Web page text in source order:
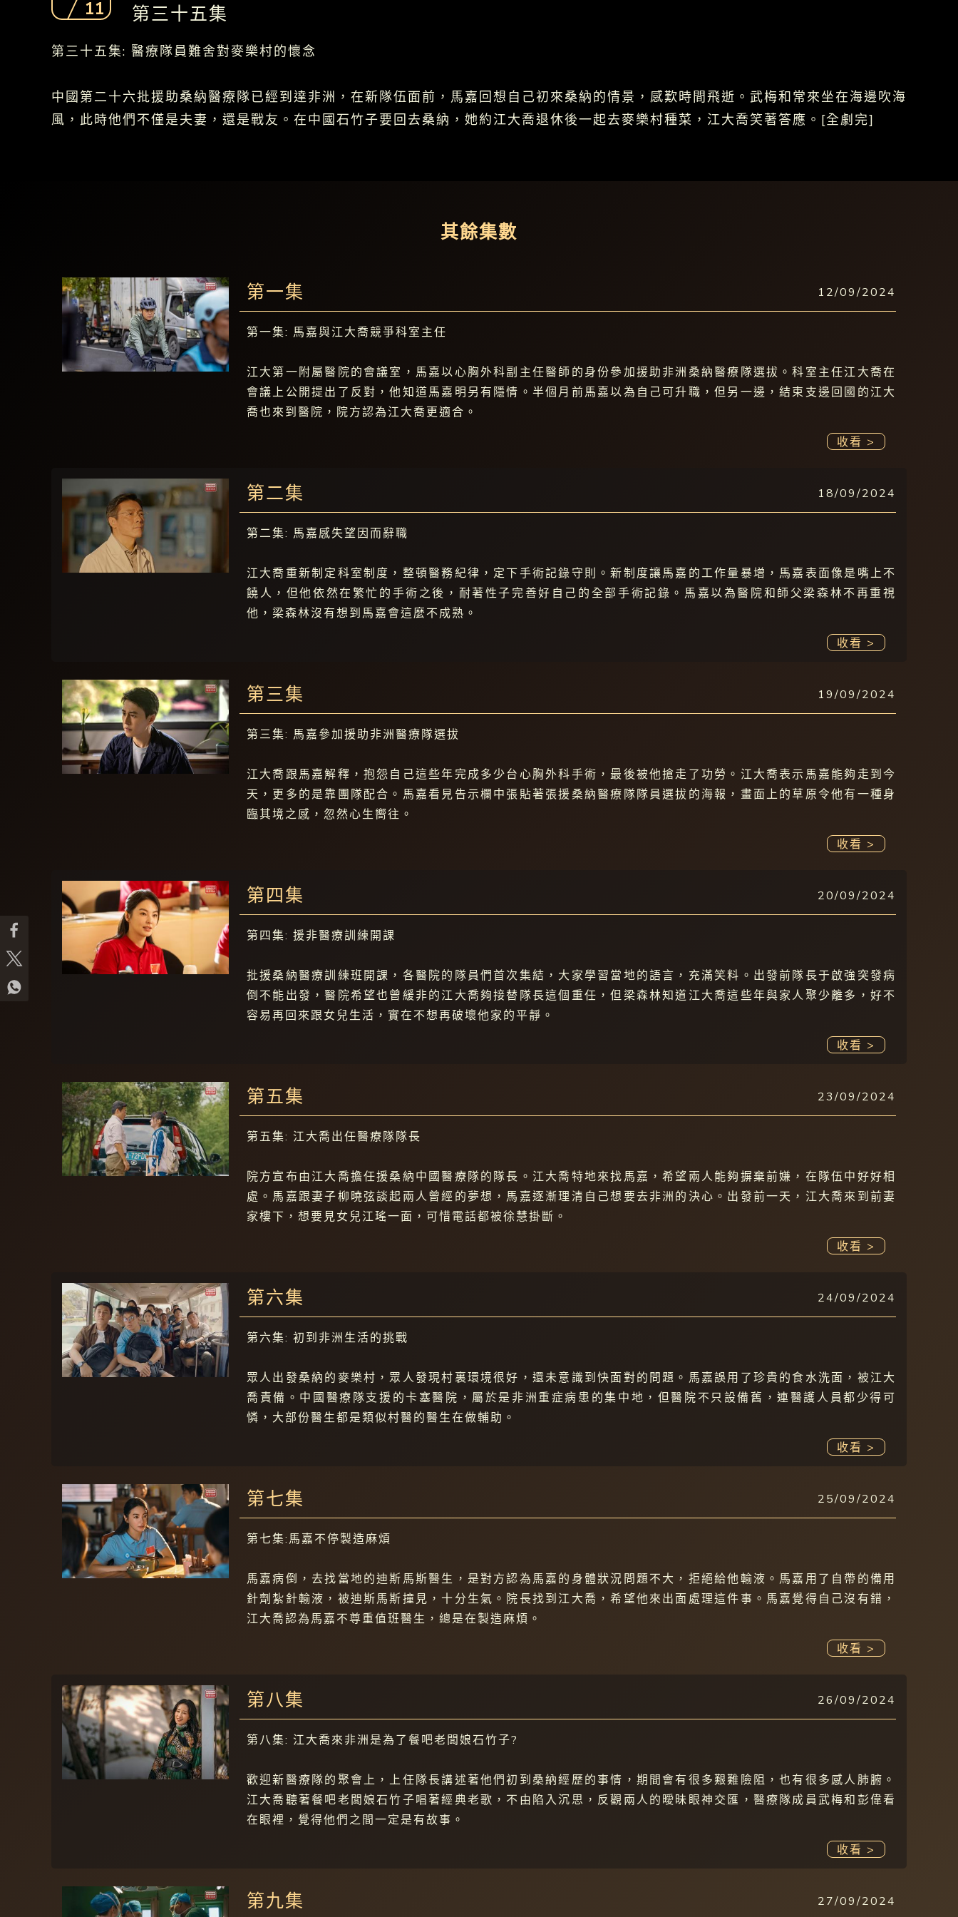
11 第三十五集
第三十五集: 醫療隊員難舍對麥樂村的懷念
中國第二十六批援助桑納醫療隊已經到達非洲，在新隊伍面前，馬嘉回想自己初來桑納的情景，感歎時間飛逝。武梅和常來坐在海邊吹海
風，此時他們不僅是夫妻，還是戰友。在中國石竹子要回去桑納，她約江大喬退休後一起去麥樂村種菜，江大喬笑著答應。[全劇完]
其餘集數
第一集 12/09/2024
第一集: 馬嘉與江大喬競爭科室主任
江大第一附屬醫院的會議室，馬嘉以心胸外科副主任醫師的身份參加援助非洲桑納醫療隊選拔。科室主任江大喬在
會議上公開提出了反對，他知道馬嘉明另有隱情。半個月前馬嘉以為自己可升職，但另一邊，結束支邊回國的江大
喬也來到醫院，院方認為江大喬更適合。
收看 >
第二集 18/09/2024
第二集: 馬嘉感失望因而辭職
江大喬重新制定科室制度，整頓醫務紀律，定下手術記錄守則。新制度讓馬嘉的工作量暴增，馬嘉表面像是嘴上不
饒人，但他依然在繁忙的手術之後，耐著性子完善好自己的全部手術記錄。馬嘉以為醫院和師父梁森林不再重視
他，梁森林沒有想到馬嘉會這麼不成熟。
收看 >
第三集 19/09/2024
第三集: 馬嘉參加援助非洲醫療隊選拔
江大喬跟馬嘉解釋，抱怨自己這些年完成多少台心胸外科手術，最後被他搶走了功勞。江大喬表示馬嘉能夠走到今
天，更多的是靠團隊配合。馬嘉看見告示欄中張貼著張援桑納醫療隊隊員選拔的海報，畫面上的草原令他有一種身
臨其境之感，忽然心生嚮往。
收看 >
第四集 20/09/2024
第四集: 援非醫療訓練開課
批援桑納醫療訓練班開課，各醫院的隊員們首次集結，大家學習當地的語言，充滿笑料。出發前隊長于啟強突發病
倒不能出發，醫院希望也曾緩非的江大喬夠接替隊長這個重任，但梁森林知道江大喬這些年與家人聚少離多，好不
容易再回來跟女兒生活，實在不想再破壞他家的平靜。
收看 >
第五集 23/09/2024
第五集: 江大喬出任醫療隊隊長
院方宣布由江大喬擔任援桑納中國醫療隊的隊長。江大喬特地來找馬嘉，希望兩人能夠摒棄前嫌，在隊伍中好好相
處。馬嘉跟妻子柳曉弦談起兩人曾經的夢想，馬嘉逐漸理清自己想要去非洲的決心。出發前一天，江大喬來到前妻
家樓下，想要見女兒江瑤一面，可惜電話都被徐慧掛斷。
收看 >
第六集 24/09/2024
第六集: 初到非洲生活的挑戰
眾人出發桑納的麥樂村，眾人發現村裏環境很好，還未意識到快面對的問題。馬嘉誤用了珍貴的食水洗面，被江大
喬責備。中國醫療隊支援的卡塞醫院，屬於是非洲重症病患的集中地，但醫院不只設備舊，連醫護人員都少得可
憐，大部份醫生都是類似村醫的醫生在做輔助。
收看 >
第七集 25/09/2024
第七集:馬嘉不停製造麻煩
馬嘉病倒，去找當地的迪斯馬斯醫生，是對方認為馬嘉的身體狀況問題不大，拒絕給他輸液。馬嘉用了自帶的備用
針劑紮針輸液，被迪斯馬斯撞見，十分生氣。院長找到江大喬，希望他來出面處理這件事。馬嘉覺得自己沒有錯，
江大喬認為馬嘉不尊重值班醫生，總是在製造麻煩。
收看 >
第八集 26/09/2024
第八集: 江大喬來非洲是為了餐吧老闆娘石竹子?
歡迎新醫療隊的聚會上，上任隊長講述著他們初到桑納經歷的事情，期間會有很多艱難險阻，也有很多感人肺腑。
江大喬聽著餐吧老闆娘石竹子唱著經典老歌，不由陷入沉思，反觀兩人的曖昧眼神交匯，醫療隊成員武梅和彭偉看
在眼裡，覺得他們之間一定是有故事。
收看 >
第九集 27/09/2024